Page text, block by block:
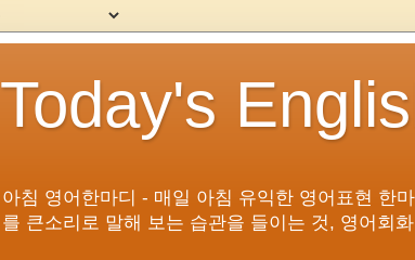
Today's
아침 영어한마디 - 매일 아침 유익한 영어표현 한
를 큰소리로 말해 보는 습관을 들이는 것, 영어회